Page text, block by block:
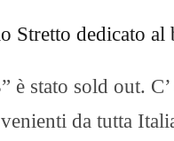
R
O
Stretto dedicato al
stato sold out.
da tutta